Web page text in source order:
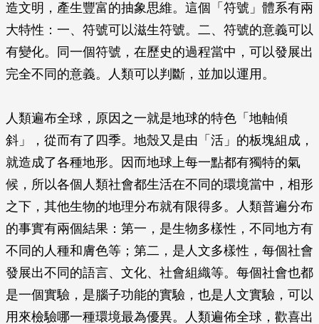
造文明，產生豐富的抽象思維。這個「符號」體系有兩
大特性：一、符號可以滋生符號。二、符號的意義可以
有變化。同一個符號，在歷史的過程當中，可以發展出
完全不同的意義。人類可以判斷，並加以運用。
人類遍布全球，原因之一就是地球的特色「地軸傾
斜」，從而有了四季。地殼又是由「活」的板塊組成，
就造成了各種地形。因而地球上每一點都有獨特的氣
候，所以各個人類社會都生活在不同的環境當中，相形
之下，其他生物的地理分布就有限得多。人類普遍分布
的事實有兩個結果：第一，是生物多樣性，不同地方有
不同的人種和膚色等；第二，是人文多樣性，每個社會
發展出不同的語言、文化、社會組織等。每個社會也都
是一個實驗，是腦子功能的實驗，也是人文實驗，可以
用來檢驗哪一種環境最為優異。人類遍佈全球，歡喜出